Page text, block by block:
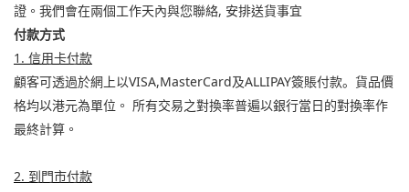
證。我們會在兩個工作天內與您聯絡, 安排送貨事宜
付款方式
1. 信用卡付款
顧客可透過於網上以VISA,MasterCard及ALLIPAY簽賬付款。 貨品價
格均以港元為單位。
所有交易之對換率普遍以銀行當日的對換率作
最終計算。
2. 到門市付款